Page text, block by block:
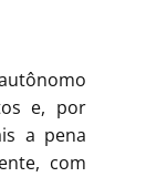
e, por
a pena
com